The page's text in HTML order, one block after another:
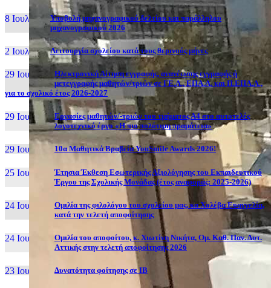
8 Ιουλ, 26
Υποβολή μηχανογραφικού δελτίου και παράλληλου
μηχανογραφικού 2026
2 Ιουλ, 26 Λειτουργία σχολείου κατά τους θερινούς μήνες
29 Ιουν, 26
Ηλεκτρονική Αίτηση εγγραφής, ανανέωσης εγγραφής ή
μετεγγραφής μαθητών/τριών σε ΓΕ.Λ., ΕΠΑ.Λ. και Π.ΕΠΑ.Λ.,
για το σχολικό έτος 2026-2027
29 Ιουν, 26
Εργασίες μαθητών/-τριών του τμήματος Α4 στο αυτοτελές
λογοτεχνικό έργο «Η πιο πολύτιμη πραμάτεια»
29 Ιουν, 26 10α Μαθητικά Βραβεία YouSmile Awards 2026!
25 Ιουν, 26
Έτησια Έκθεση Εσωτερικής Αξιολόγησης του Εκπαιδευτικού
Έργου της Σχολικής Μονάδας (έτος αναφοράς: 2025-2026)
24 Ιουν, 26
Ομιλία της φιλολόγου του σχολείου μας, κα Χολέβα Ευαγγελία,
κατά την τελετή αποφοίτησης
24 Ιουν, 26
Ομιλία του αποφοίτου, κ. Χιωτίνη Νικήτα, Ομ. Καθ. Παν. Δυτ.
Αττικής στην τελετή αποφοίτησης 2026
23 Ιουν, 26 Δυνατότητα φοίτησης σε ΙΒ